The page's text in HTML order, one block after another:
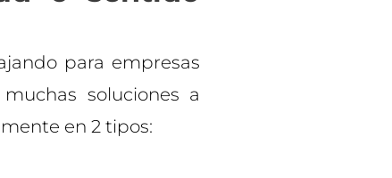
para empresas
soluciones a
en 2 tipos: